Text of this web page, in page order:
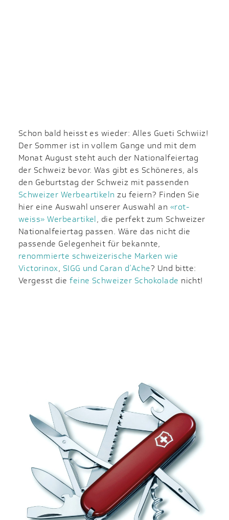
Schon bald heisst es wieder: Alles Gueti Schwiiz!
Der Sommer ist in vollem Gange und mit dem
Monat August steht auch der Nationalfeiertag
der Schweiz bevor. Was gibt es Schöneres, als
den Geburtstag der Schweiz mit passenden
Schweizer Werbeartikeln zu feiern? Finden Sie
hier eine Auswahl unserer Auswahl an «rot-
weiss» Werbeartikel, die perfekt zum Schweizer
Nationalfeiertag passen. Wäre das nicht die
passende Gelegenheit für bekannte,
renommierte schweizerische Marken wie
Victorinox, SIGG und Caran d’Ache? Und bitte:
Vergesst diefeine Schweizer Schokolade nicht!